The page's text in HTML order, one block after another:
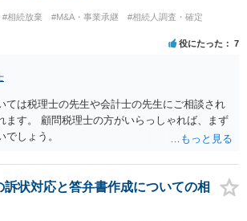
#相続放棄 #M&A・事業承継
#相続人調査・確定
役にたった 7
ては税理士の先生や会計士の先生にご相談され
ます。 顧問税理士の方がいらっしゃれば、まず
しょう。
訴状対応と答弁書作成についての相